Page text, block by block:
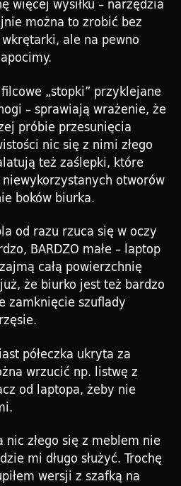
można to zrobić bez
ale na pewno
„stopki” przyklejane
– sprawiają wrażenie, że
próbie przesunięcia
nic się z nimi złego
też zaślepki, które
otworów
boków biurka.
od razu rzuca się w oczy
BARDZO małe – laptop
całą powierzchnię
że biurko jest też bardzo
zamknięcie szuflady
półeczka ukryta za
wrzucić np. listwę z
od laptopa, żeby nie
złego się z meblem nie
mi długo służyć. Trochę
wersji z szafką na